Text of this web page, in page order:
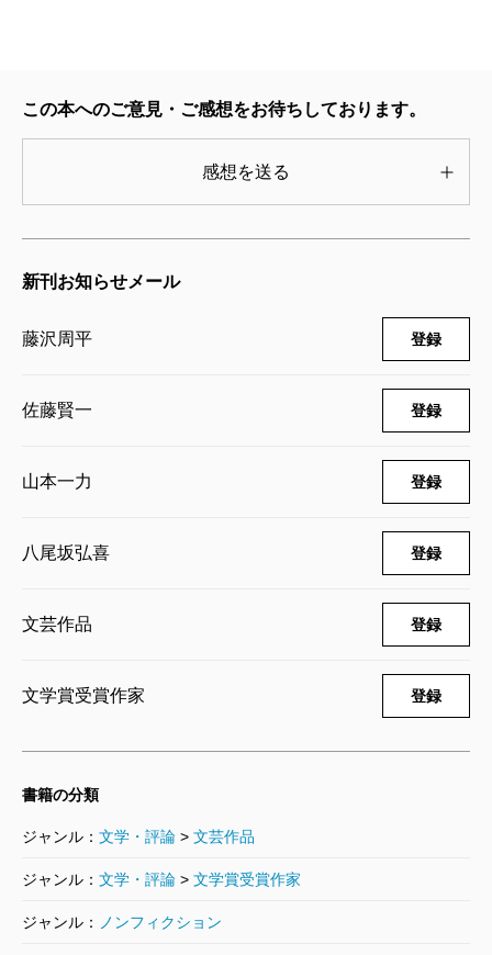
この本へのご意見・ご感想をお待ちしております。
感想を送る
新刊お知らせメール
藤沢周平 登録
佐藤賢一 登録
山本一力 登録
八尾坂弘喜 登録
文芸作品 登録
文学賞受賞作家 登録
書籍の分類
ジャンル： 文学・評論 > 文芸作品
ジャンル： 文学・評論 > 文学賞受賞作家
ジャンル： ノンフィクション